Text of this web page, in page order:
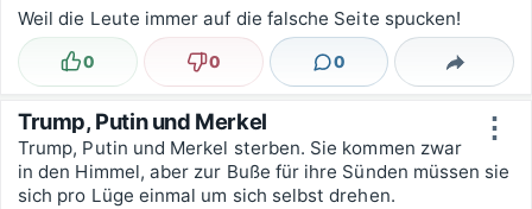
Weil die Leute immer auf die falsche Seite spucken!
Lustig
0 Nicht lustig
0 0
Kommentare Teilen
⋮
Trump, Putin und Merkel
Trump, Putin und Merkel sterben. Sie kommen zwar
in den Himmel, aber zur Buße für ihre Sünden müssen sie
sich pro Lüge einmal um sich selbst drehen.